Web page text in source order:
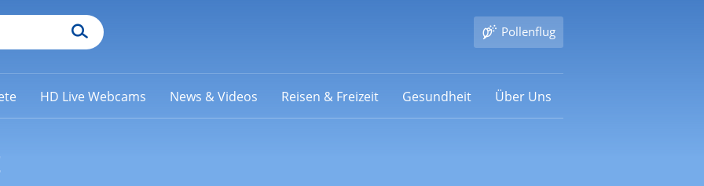
Pollenflug
HD Live Webcams News & Videos Reisen & Freizeit Gesundheit Über Uns